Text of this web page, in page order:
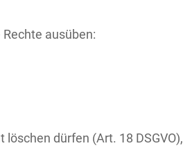
ausüben:
dürfen (Art. 18 DSGVO),